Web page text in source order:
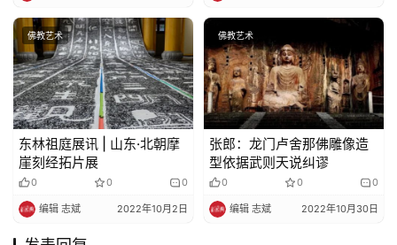
佛教艺术
东林祖庭展讯 | 山东·北朝摩
崖刻经拓片展
0 0 0
编辑 志斌 2022年10月2日
佛教艺术
张郎：龙门卢舍那佛雕像造
型依据武则天说纠谬
0 0 0
编辑 志斌 2022年10月30日